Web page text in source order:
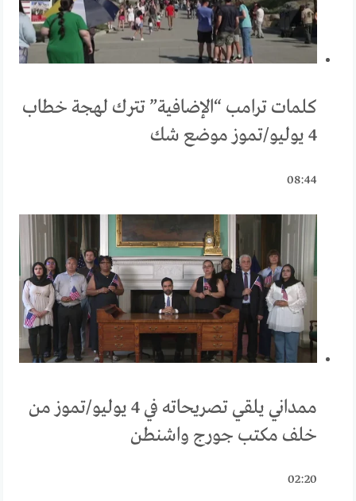
كلمات ترامب “الإضافية” تترك لهجة خطاب
4 يوليو/تموز موضع شك
08:44
ممداني يلقي تصريحاته في 4 يوليو/تموز من
خلف مكتب جورج واشنطن
02:20